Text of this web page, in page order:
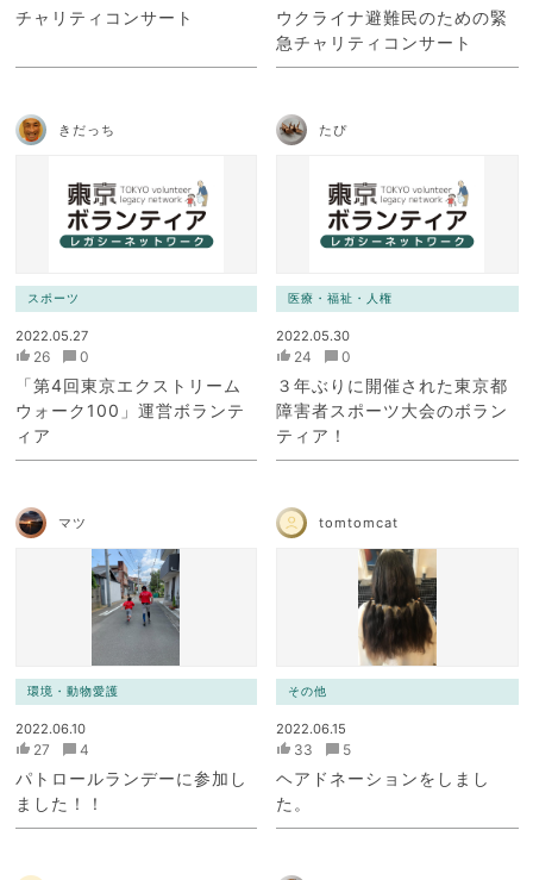
チャリティコンサート
ウクライナ避難民のための緊
急チャリティコンサート
きだっち
スポーツ
2022.05.27
26 0
「第4回東京エクストリーム
ウォーク100」運営ボランテ
ィア
たぴ
医療・福祉・人権
2022.05.30
24 0
３年ぶりに開催された東京都
障害者スポーツ大会のボラン
ティア！
マツ
環境・動物愛護
2022.06.10
27 4
パトロールランデーに参加し
ました！！
tomtomcat
その他
2022.06.15
33 5
ヘアドネーションをしまし
た。